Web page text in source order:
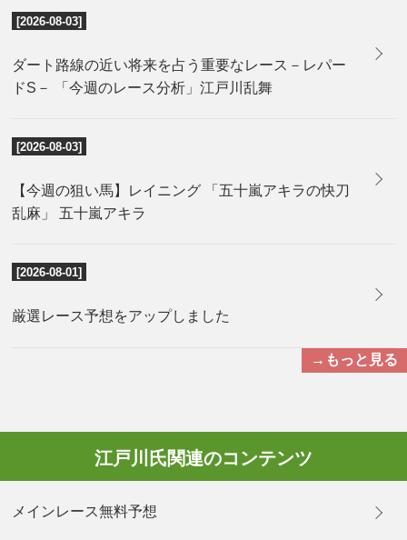
[2026-08-03]
ダート路線の近い将来を占う重要なレース－レパー
ドS－ 「今週のレース分析」江戸川乱舞
[2026-08-03]
【今週の狙い馬】レイニング 「五十嵐アキラの快刀
乱麻」 五十嵐アキラ
[2026-08-01]
厳選レース予想をアップしました
→もっと見る
江戸川氏関連のコンテンツ
メインレース無料予想